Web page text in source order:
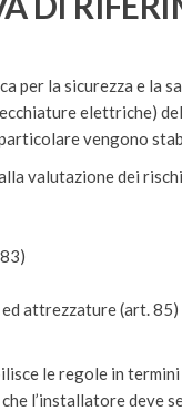
per la sicurezza e la
elettriche)
vengono
valutazione dei
attrezzature (art. 85)
le regole in
l’installatore deve